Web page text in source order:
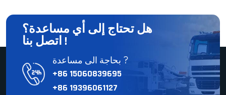
هل تحتاج إلى أي مساعدة؟
اتصل بنا !
بحاجة الى مساعدة ?
+86 15060839695
+86 19396061127